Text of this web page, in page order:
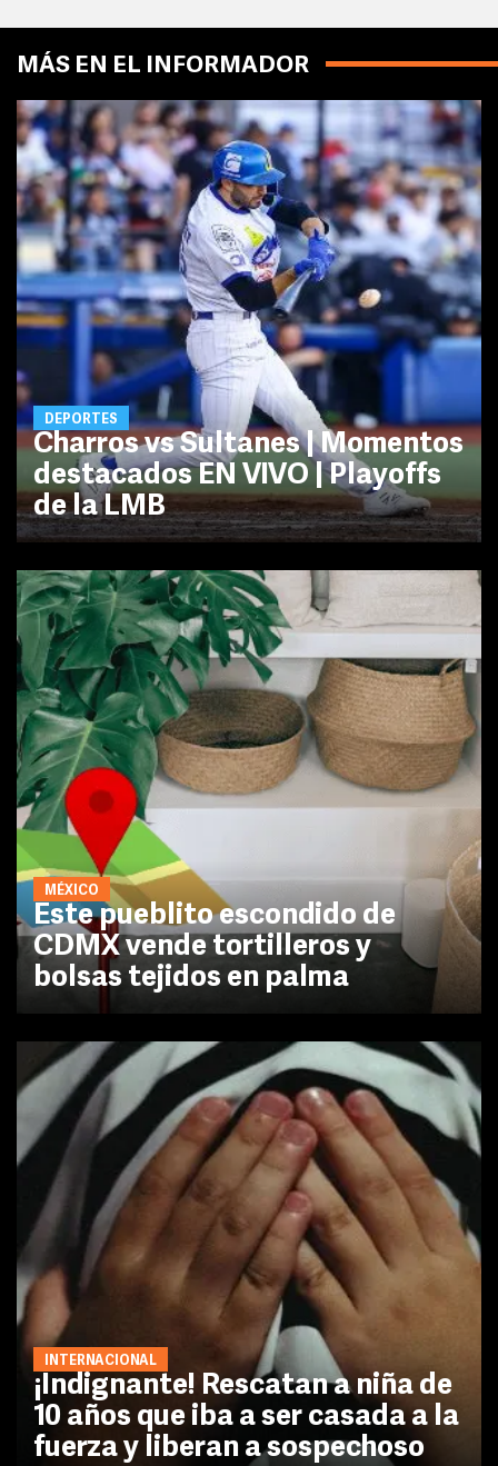
MÁS EN EL INFORMADOR
DEPORTES
Charros vs Sultanes | Momentos
destacados EN VIVO | Playoffs
de la LMB
MÉXICO
Este pueblito escondido de
CDMX vende tortilleros y
bolsas tejidos en palma
INTERNACIONAL
¡Indignante! Rescatan a niña de
10 años que iba a ser casada a la
fuerza y liberan a sospechoso